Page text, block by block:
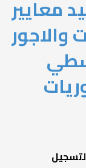
main
content
معايير
والاجور